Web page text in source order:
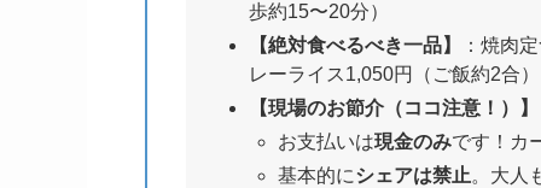
歩約15〜20分）
【絶対食べるべき一品】
：焼肉
レーライス1,050円（ご飯約2合）
【現場のお節介（ココ注意！）】
お支払いは現金のみです！カ
基本的にシェアは禁止。大人